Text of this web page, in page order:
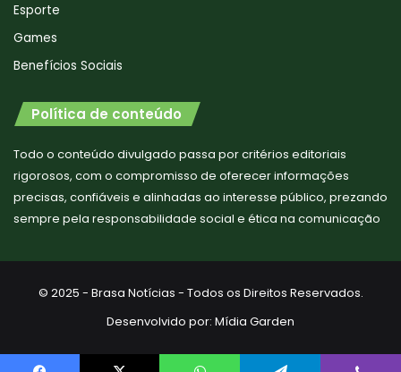
Esporte
Games
Benefícios Sociais
Política de conteúdo
Todo o conteúdo divulgado passa por critérios editoriais
rigorosos, com o compromisso de oferecer informações
precisas, confiáveis e alinhadas ao interesse público, prezando
sempre pela responsabilidade social e ética na comunicação
© 2025 - Brasa Notícias - Todos os Direitos Reservados.
Desenvolvido por: Mídia Garden